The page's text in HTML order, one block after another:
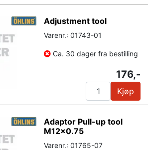
Adjustment tool
Varenr.: 01743-01
Ca. 30 dager fra bestilling
176,-
Kjøp
Adaptor Pull-up tool
M12x0.75
Varenr.: 01765-07